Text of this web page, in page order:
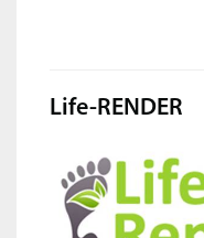
Life-RENDER